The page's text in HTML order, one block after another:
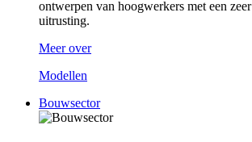
ontwerpen van hoogwerkers met een
uitrusting.
Meer over
Modellen
Bouwsector